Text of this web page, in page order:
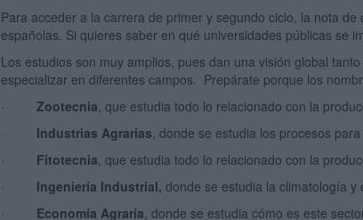
Para acceder a la carrera de primer y segundo ciclo, la nota
españolas. Si quieres saber en qué universidades públicas se
Los estudios son muy amplios, pues dan una visión global
especializar en diferentes campos. Prepárate porque los
· Zootecnia, que estudia todo lo relacionado con la
· Industrias Agrarias, donde se estudia los procesos
· Fitotecnia, que estudia todo lo relacionado con la
·
Ingeniería Industrial, donde se estudia la climatología
· Economía Agraria, donde se estudia cómo es este